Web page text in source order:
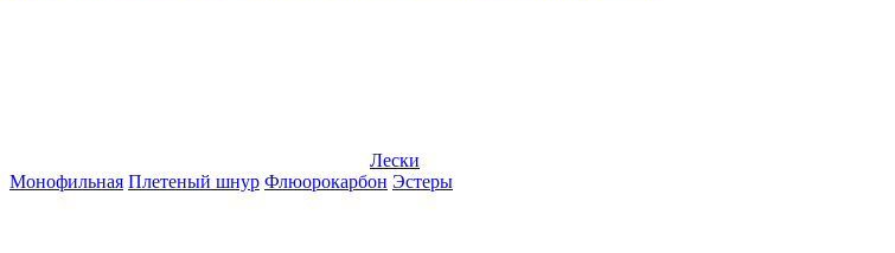
Лески
Монофильная Плетеный шнур Флюорокарбон Эстеры